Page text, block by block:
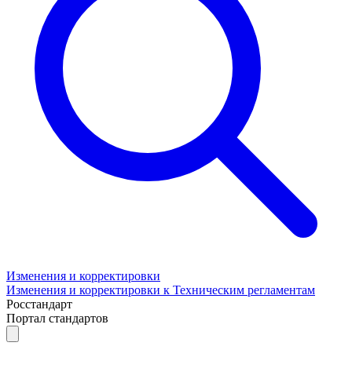
Изменения и корректировки
Изменения и корректировки к Техническим регламентам
Росстандарт
Портал стандартов